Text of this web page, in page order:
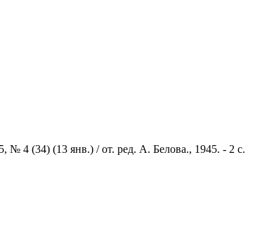
№ 4 (34) (13 янв.) / от. ред. А. Белова., 1945. - 2 с.